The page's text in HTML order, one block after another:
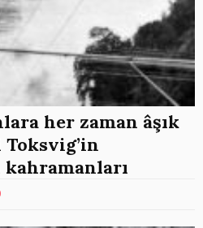
her zaman âşık